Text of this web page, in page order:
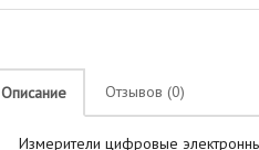
Описание Отзывов (0)
Измерители цифровые